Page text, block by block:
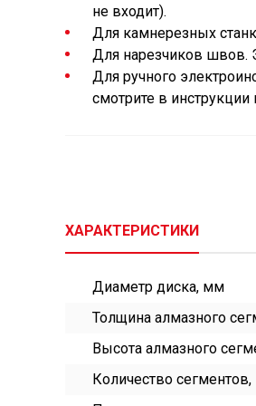
не входит).
Для камнерезных
Для нарезчиков швов.
Для ручного
смотрите в
ХАРАКТЕРИСТИКИ
Диаметр диска, мм
Толщина алмазного
Высота алмазного
Количество сегментов,